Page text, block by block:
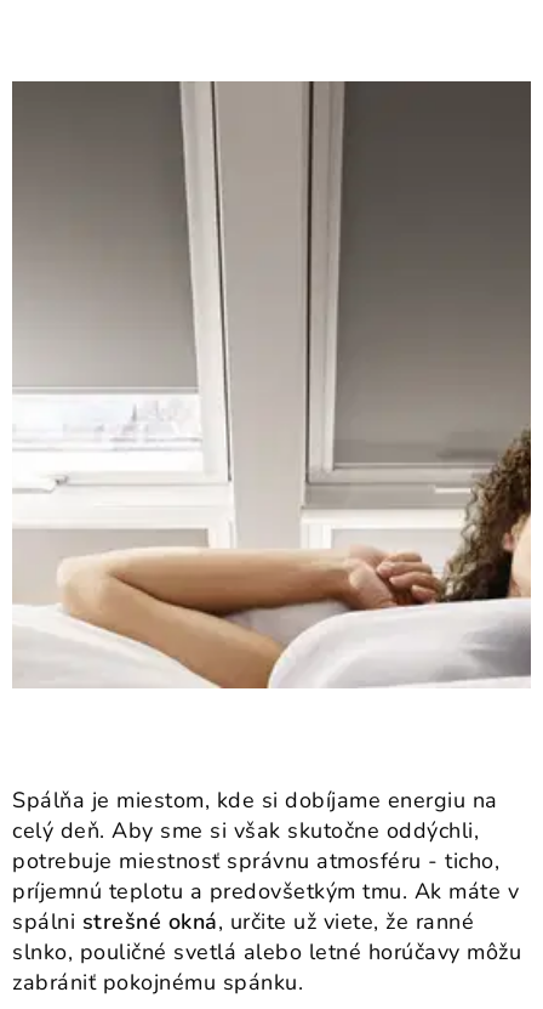
Podmínky ochrany osobních údajů
Obchodní podmínky
Spálňa je miestom, kde si dobíjame energiu na
celý deň. Aby sme si však skutočne oddýchli,
potrebuje miestnosť správnu atmosféru - ticho,
príjemnú teplotu a predovšetkým tmu. Ak máte v
spálni strešné okná, určite už viete, že ranné
slnko, pouličné svetlá alebo letné horúčavy môžu
zabrániť pokojnému spánku.